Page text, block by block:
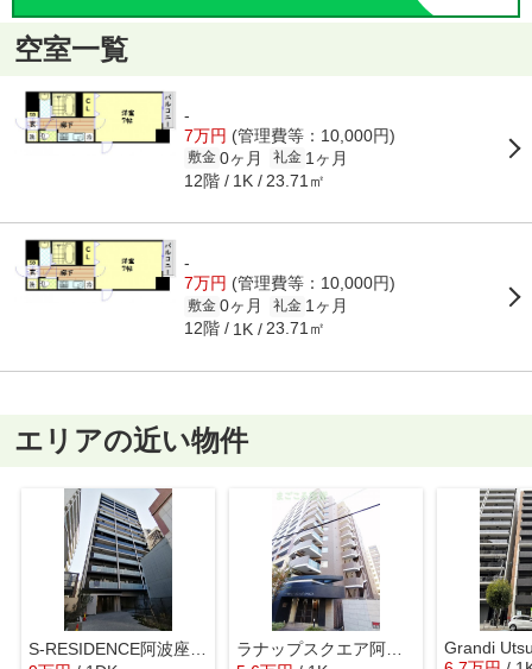
空室一覧
-
7万円 (管理費等：10,000円)
敷金 0ヶ月 礼金 1ヶ月
12階 1K 23.71㎡
-
7万円 (管理費等：10,000円)
敷金 0ヶ月 礼金 1ヶ月
12階 1K 23.71㎡
エリアの近い物件
S-RESIDENCE阿波座WEST
ラナップスクエア阿波座
Grandi